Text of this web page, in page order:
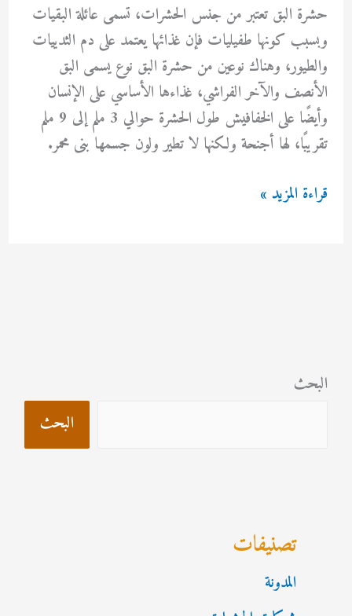
حشرة البق تعتبر من جنس الحشرات، تسمى عائلة البقيات
وبسبب كونها طفيليات فإن غذائها يعتمد على دم الثدييات
والطيور، وهناك نوعين من حشرة البق نوع يسمى البق
الأنصف والآخر الفراشي، غذاءها الأساسي على الإنسان
وأيضًا على الخفافيش طول الحشرة حوالي 3 ملم إلى 9 ملم
تقريبًا، لها أجنحة ولكنها لا تطير ولون جسمها بنى محمر.
حشرة
قراءة المزيد »
البحث
البحث
تصنيفات
المدونة